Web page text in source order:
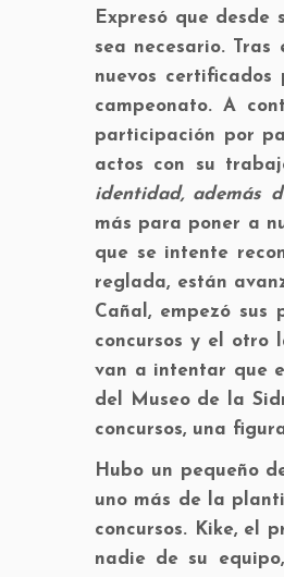
Expresó que desde
sea necesario.
nuevos
campeonato. A
participación por
actos con su
identidad, además
más para poner a
que se intente
reglada, están
Cañal, empezó
concursos y el otro
van a intentar que
del Museo de la
concursos, una
Hubo un pequeño
uno más de la
concursos. Kike, el
nadie de su